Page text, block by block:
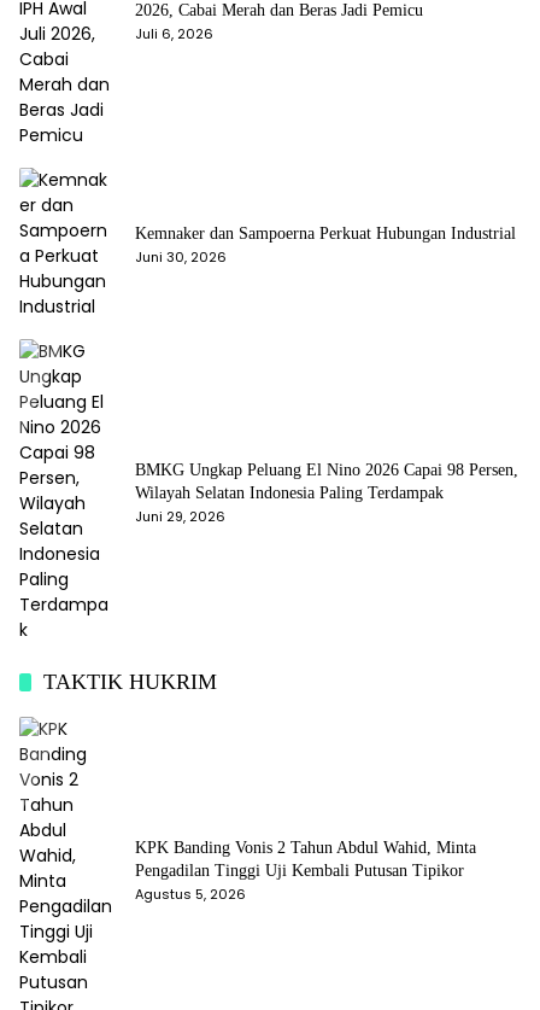
2026, Cabai Merah dan Beras Jadi Pemicu
Juli 6, 2026
Kemnaker dan Sampoerna Perkuat Hubungan Industrial
Juni 30, 2026
BMKG Ungkap Peluang El Nino 2026 Capai 98 Persen,
Wilayah Selatan Indonesia Paling Terdampak
Juni 29, 2026
TAKTIK HUKRIM
KPK Banding Vonis 2 Tahun Abdul Wahid, Minta
Pengadilan Tinggi Uji Kembali Putusan Tipikor
Agustus 5, 2026